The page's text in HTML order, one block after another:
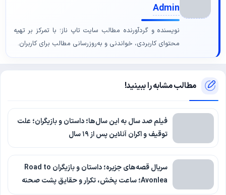
Admin
نویسنده و گردآورنده مطالب سایت تاپ ناز؛ با تمرکز بر تهیه
محتوای کاربردی، خواندنی و به‌روزرسانی مطالب برای کاربران.
مطالب مشابه را ببینید!
فیلم صد سال به این سال‌ها؛ داستان و بازیگران؛ علت
توقیف و اکران آنلاین پس از ۱۹ سال
سریال قصه‌های جزیره؛ داستان و بازیگران Road to
Avonlea؛ ساعت پخش، تکرار و حقایق پشت صحنه